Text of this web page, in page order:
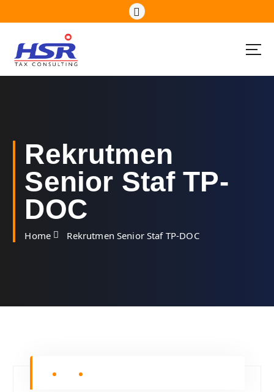
k
o
Rekrutmen
Senior Staf TP-
DOC
Home Rekrutmen Senior Staf TP-DOC